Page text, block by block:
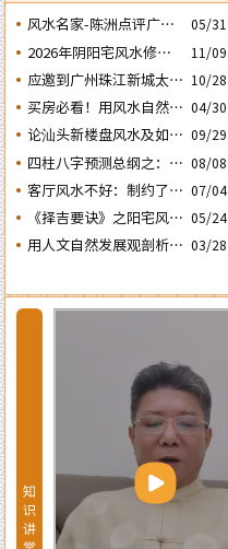
风水名家-陈洲点评广州
广交会芭洲交易中心大楼
的风水态势
05/31
2026年阴阳宅风水修造
动土入宅择吉需知
11/09
应邀到广州珠江新城太平
洋金融大厦堪舆调理风水
10/28
买房必看！用风水自然环
境观教你怎样选购住宅房
子及正确的装修布局规划
04/30
论汕头新楼盘风水及如何
正确化解“门、主、灶”
的煞气
09/29
四柱八字预测总纲之：生
成四柱八字的依据及日月
五星主政的各自特性……
08/08
客厅风水不好：制约了家
庭运势及汕头经济发
07/04
《择吉要诀》之阳宅风水
择日法
05/24
用人文自然发展观剖析相 03/28
知
识
讲